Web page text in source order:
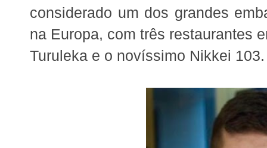
considerado um dos grandes
na Europa, com três restaurantes
Turuleka e o novíssimo Nikkei 103.